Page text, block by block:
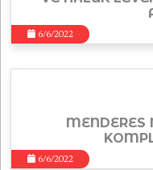
6/6/2022
MENDERES
6/6/2022